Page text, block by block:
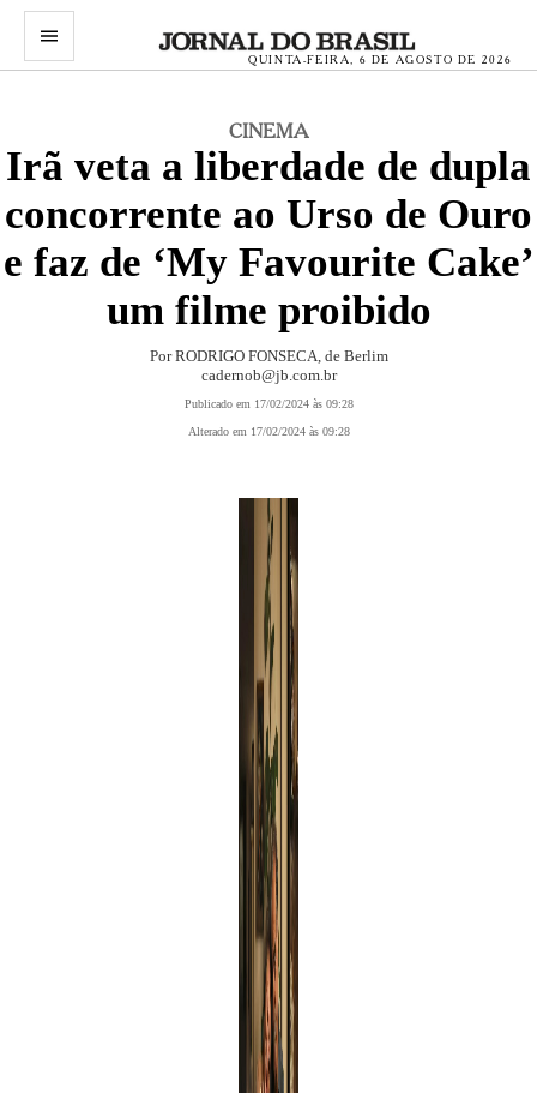
menu
QUINTA-FEIRA, 6 DE AGOSTO DE 2026
CINEMA
Irã veta a liberdade de dupla
concorrente ao Urso de Ouro
e faz de ‘My Favourite Cake’
um filme proibido
Por RODRIGO FONSECA, de Berlim
cadernob@jb.com.br
Publicado em 17/02/2024 às 09:28
Alterado em 17/02/2024 às 09:28